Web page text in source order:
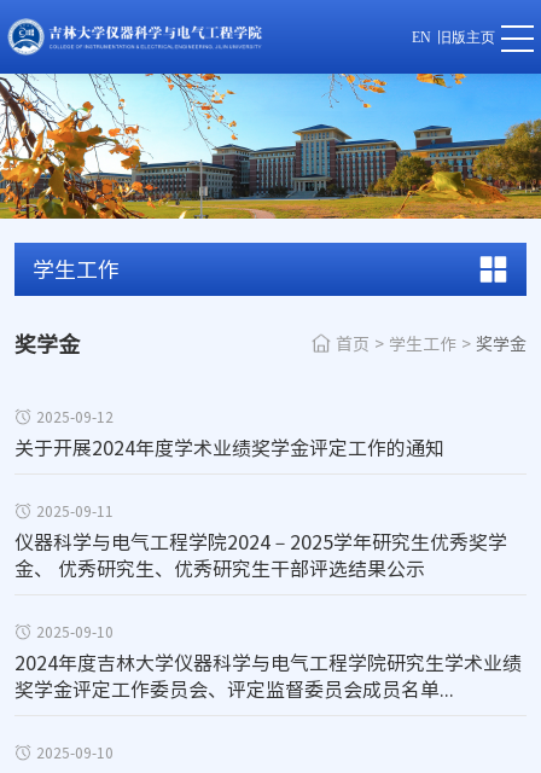
EN 旧版主页
学生工作
奖学金 首页 > 学生工作 > 奖学金
2025-09-12
关于开展2024年度学术业绩奖学金评定工作的通知
2025-09-11
仪器科学与电气工程学院2024－2025学年研究生优秀奖学
金、 优秀研究生、优秀研究生干部评选结果公示
2025-09-10
2024年度吉林大学仪器科学与电气工程学院研究生学术业绩
奖学金评定工作委员会、评定监督委员会成员名单...
2025-09-10